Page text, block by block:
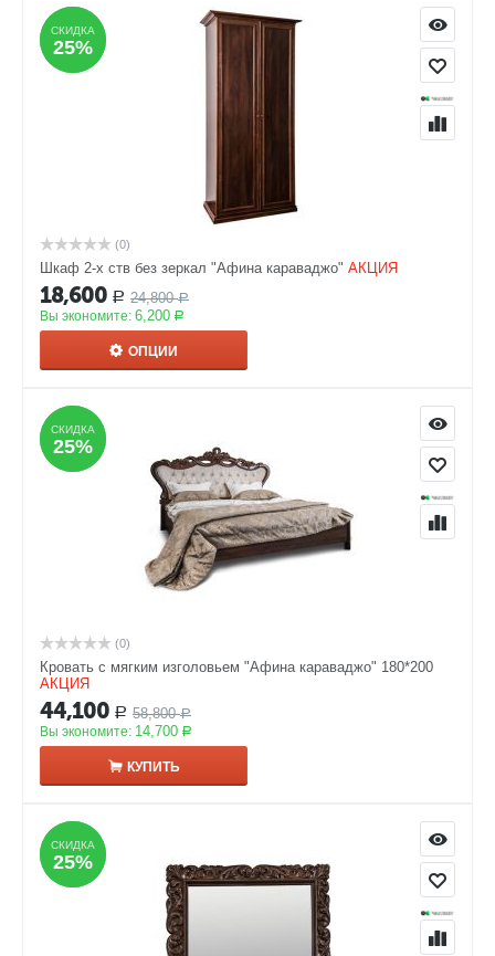
СКИДКА
25%
СКИДКА
25%
(0)
Шкаф 2-х ств без зеркал "Афина караваджо" АКЦИЯ
18,600 Р 24,800 Р
Вы экономите: 6,200 Р
ОПЦИИ
СКИДКА
25%
СКИДКА
25%
(0)
Кровать с мягким изголовьем "Афина караваджо" 180*200
АКЦИЯ
44,100 Р 58,800 Р
Вы экономите: 14,700 Р
КУПИТЬ
СКИДКА
25%
СКИДКА
25%